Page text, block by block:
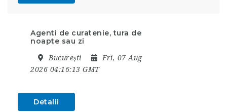
Agenti de curatenie, tura de
noapte sau zi
București
Fri, 07 Aug
2026 04:16:13 GMT
Detalii